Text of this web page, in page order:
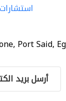
Port Said,
أرسل بريد